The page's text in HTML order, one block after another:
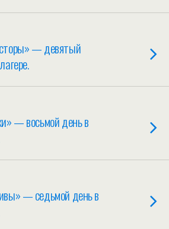
— девятый
— восьмой день в
— седьмой день в